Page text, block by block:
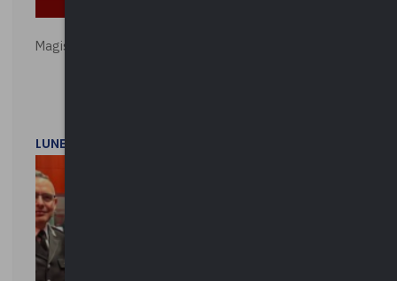
Magistratura e Costituzione. Le ragioni del SÌ e del NO
LUNEDì 1 DICEMBRE 2025